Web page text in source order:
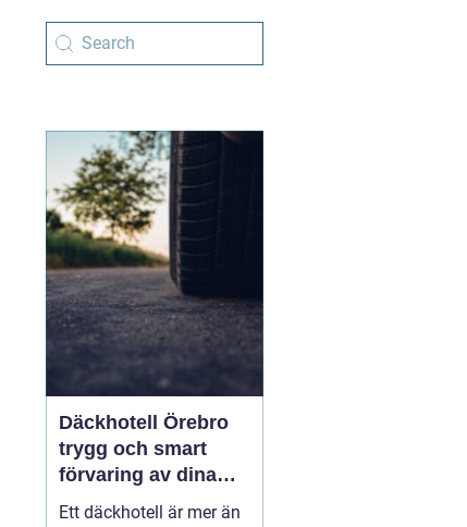
Däckhotell Örebro
trygg och smart
förvaring av dina
hjul
Ett däckhotell är mer än